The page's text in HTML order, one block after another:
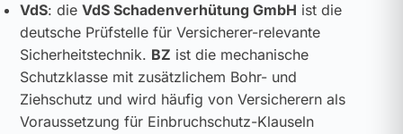
VdS: die VdS Schadenverhütung GmbH ist die
deutsche Prüfstelle für Versicherer-relevante
Sicherheitstechnik. BZ ist die mechanische
Schutzklasse mit zusätzlichem Bohr- und
Ziehschutz und wird häufig von Versicherern als
Voraussetzung für Einbruchschutz-Klauseln